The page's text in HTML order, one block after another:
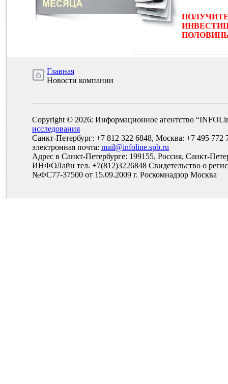
ПОЛОВИНЫ
Главная
Новости компании
Copyright © 2026: Информационное агентство
исследования
Санкт-Петербург: +7 812 322 6848, Москва: +7 495 772
электронная почта: mail@infoline.spb.ru
Адрес в Санкт-Петербурге: 199155, Россия, Санкт-
ИНФОЛайн тел. +7(812)3226848 Свидетельство о
№ФС77-37500 от 15.09.2009 г. Роскомнадзор Москва